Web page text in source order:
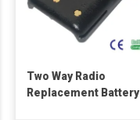
Two Way Radio
Replacement Battery